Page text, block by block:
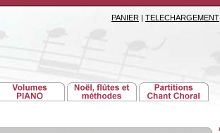
PANIER | TELECHARGEMENT